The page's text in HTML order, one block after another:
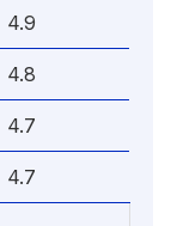
4.9
4.8
4.7
4.7